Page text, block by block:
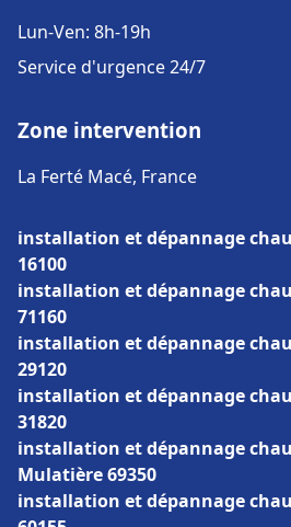
Lun-Ven: 8h-19h
Service d'urgence 24/7
Zone intervention
La Ferté Macé, France
installation et dépannage
16100
installation et dépannage
71160
installation et dépannage
29120
installation et dépannage
31820
installation et dépannage
Mulatière 69350
installation et dépannage